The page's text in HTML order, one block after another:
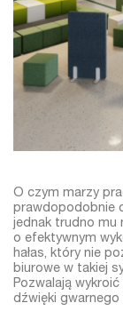
O czym marzy
prawdopodobnie
jednak trudno mu
o efektywnym
hałas, który nie
biurowe w takiej
Pozwalają
dźwięki